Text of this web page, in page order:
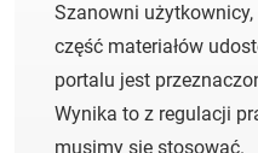
Szanowni użytkownicy,
część materiałów
portalu jest
Wynika to z regulacji
musimy się stosować.